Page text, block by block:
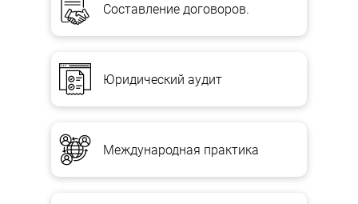
Составление договоров.
Юридический аудит
Международная практика